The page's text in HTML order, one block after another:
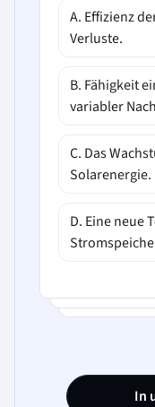
A. Effizienz
Verluste.
B. Fähigkeit
variabler
C. Das
Solarenergie.
D. Eine neue
In